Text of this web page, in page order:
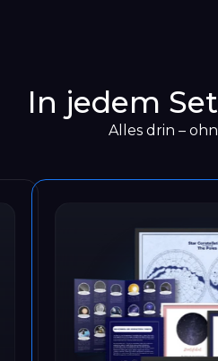
In jedem
Alles drin –